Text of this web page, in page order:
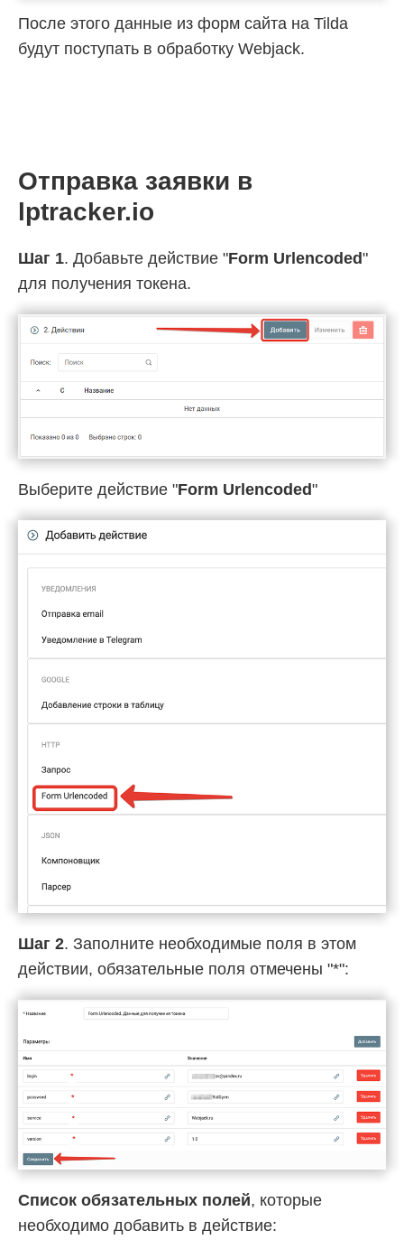
После этого данные из форм сайта на Tilda
будут поступать в обработку Webjack.
Отправка заявки в
lptracker.io
Шаг 1. Добавьте действие "Form Urlencoded"
для получения токена.
Выберите действие "Form Urlencoded"
Шаг 2. Заполните необходимые поля в этом
действии, обязательные поля отмечены "*":
Список обязательных полей, которые
необходимо добавить в действие: